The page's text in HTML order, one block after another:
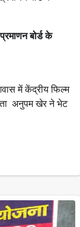
बोर्ड के
में केंद्रीय फिल्म
अनुपम खेर ने भेट